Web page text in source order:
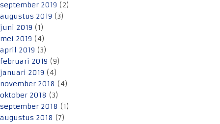
september 2019 (2)
augustus 2019 (3)
juni 2019 (1)
mei 2019 (4)
april 2019 (3)
februari 2019 (9)
januari 2019 (4)
november 2018 (4)
oktober 2018 (3)
september 2018 (1)
augustus 2018 (7)